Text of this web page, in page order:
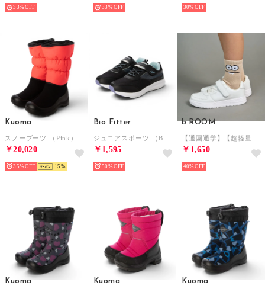
33% 33% 30%
Kuoma
スノーブーツ （Pink）
￥20,020
35% 15
Bio Fitter
￥1,595
50%
b.ROOM
￥1,650
40%
Kuoma Kuoma Kuoma